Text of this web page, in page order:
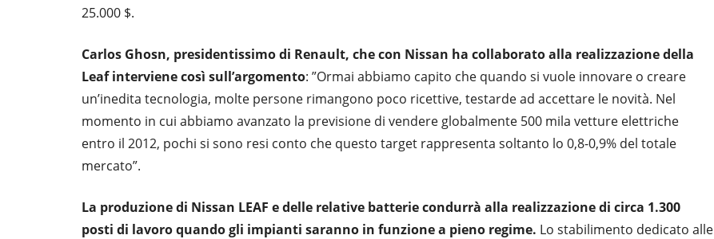
25.000 $.
Carlos Ghosn, presidentissimo di Renault, che con Nissan ha collaborato alla realizzazione della
Leaf interviene così sull’argomento: ”Ormai abbiamo capito che quando si vuole innovare o creare
un’inedita tecnologia, molte persone rimangono poco ricettive, testarde ad accettare le novità. Nel
momento in cui abbiamo avanzato la previsione di vendere globalmente 500 mila vetture elettriche
entro il 2012, pochi si sono resi conto che questo target rappresenta soltanto lo 0,8-0,9% del totale
mercato”.
La produzione di Nissan LEAF e delle relative batterie condurrà alla realizzazione di circa 1.300
posti di lavoro quando gli impianti saranno in funzione a pieno regime. Lo stabilimento dedicato alle